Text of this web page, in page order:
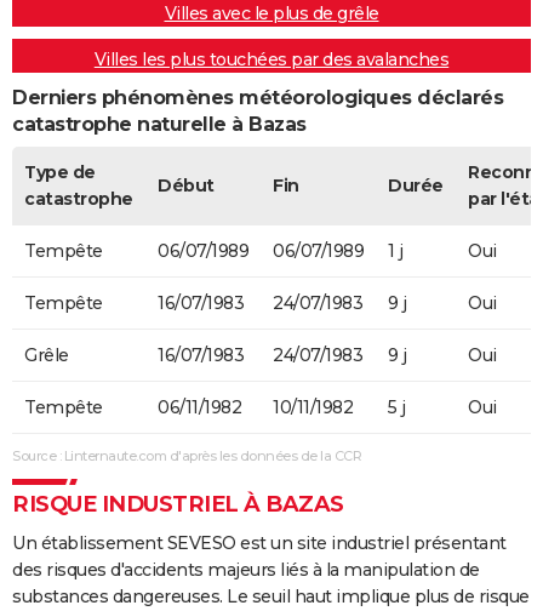
Villes avec le plus de grêle
Villes les plus touchées par des avalanches
Derniers phénomènes météorologiques déclarés
catastrophe naturelle à Bazas
Type de
catastrophe
Début Fin Durée
par
Tempête 06/07/1989 06/07/1989 1 j Oui
Tempête 16/07/1983 24/07/1983 9 j Oui
Grêle 16/07/1983 24/07/1983 9 j Oui
Tempête 06/11/1982 10/11/1982 5 j Oui
Source : Linternaute.com d'après les données de la CCR
RISQUE INDUSTRIEL À BAZAS
Un établissement SEVESO est un site industriel présentant
des risques d'accidents majeurs liés à la manipulation de
substances dangereuses. Le seuil haut implique plus de risque